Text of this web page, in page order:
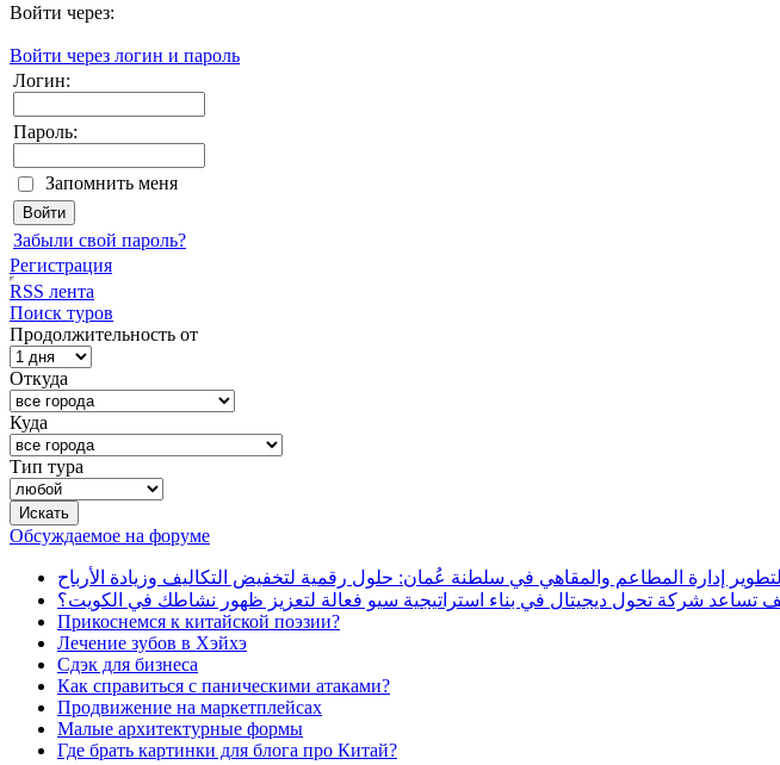
Войти через:
Войти через логин и пароль
Логин:
Пароль:
Запомнить меня
Забыли свой пароль?
Регистрация
RSS лента
Поиск туров
Продолжительность от
Откуда
Куда
Тип тура
Обсуждаемое на форуме
إدارة المطاعم والمقاهي في سلطنة عُمان: حلول رقمية لتخفيض التكاليف وزيادة الأرباح
تساعد شركة تحول ديجيتال في بناء استراتيجية سيو فعالة لتعزيز ظهور نشاطك في الكويت؟
Прикоснемся к китайской поэзии?
Лечение зубов в Хэйхэ
Сдэк для бизнеса
Как справиться с паническими атаками?
Продвижение на маркетплейсах
Малые архитектурные формы
Где брать картинки для блога про Китай?